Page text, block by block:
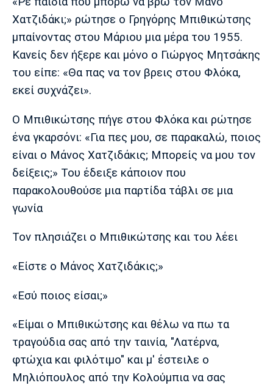
Πολιτισμός
Τραγούδια
Cine Spot
Running
Media
Παρασκήνιο
Πρόγραμμα TV
Ιωνικός Κηφισιά Πανσερραϊκός
Μπαρτσελόνα
Ρεάλ
Μαδρίτης
Ατλέτικο
Μαδρίτης
Ίντερ Μπάγερν
Χατζιδάκι;» ρώτησε ο Γρηγόρης Μπιθικώτσης
μπαίνοντας στου Μάριου μια μέρα του 1955.
Κανείς δεν ήξερε και μόνο ο Γιώργος Μητσάκης
του είπε: «Θα πας να τον βρεις στου Φλόκα,
εκεί συχνάζει».
Ο Μπιθικώτσης πήγε στου Φλόκα και ρώτησε
ένα γκαρσόνι: «Για πες μου, σε παρακαλώ, ποιος
είναι ο Μάνος Χατζιδάκις; Μπορείς να μου τον
δείξεις;» Του έδειξε κάποιον που
παρακολουθούσε μια παρτίδα τάβλι σε μια
γωνία
Τον πλησιάζει ο Μπιθικώτσης και του λέει
«Είστε ο Μάνος Χατζιδάκις;»
«Εσύ ποιος είσαι;»
«Είμαι ο Μπιθικώτσης και θέλω να πω τα
τραγούδια σας από την ταινία, "Λατέρνα,
φτώχια και φιλότιμο" και μ' έστειλε ο
Μηλιόπουλος από την Κολούμπια να σας